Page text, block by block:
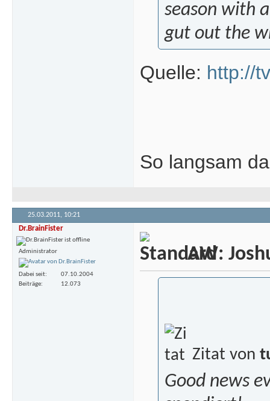
season with
gut out the
Quelle: http://
So langsam
25.03.2011, 10:21
Dr.BrainFister
Administrator
Dabei seit
07.10.2004
Beiträge
12.073
AW:
Zitat von
Good news